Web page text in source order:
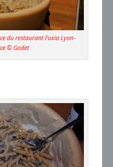
du restaurant Fuxia Lyon-
© Godet